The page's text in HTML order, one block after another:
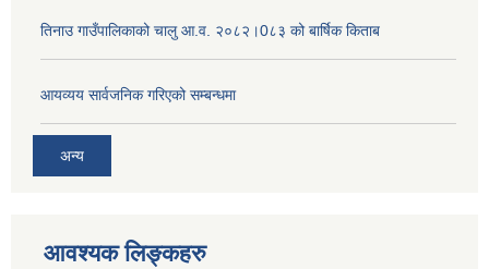
तिनाउ गाउँपालिकाको चालु आ.व. २०८२।0८३ को बार्षिक किताब
आयव्यय सार्वजनिक गरिएको सम्बन्धमा
अन्य
आवश्यक लिङ्कहरु